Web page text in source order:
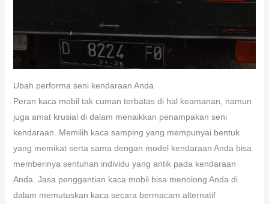
Ubah performa seni kendaraan Anda
Peran kaca mobil tak cuman terbatas di hal keamanan, namun
juga amat krusial di dalam menaikkan penampakan seni
kendaraan. Memilih kaca samping yang mempunyai bentuk
yang memikat serta sama dengan model kendaraan Anda bisa
memberinya sentuhan individu yang antik pada kendaraan
Anda. Jasa penggantian kaca mobil bisa menolong Anda di
dalam memutuskan kaca secara bermacam alternatif